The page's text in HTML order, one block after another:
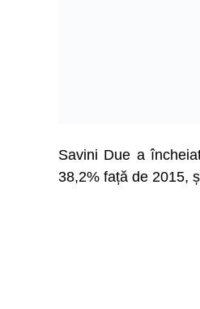
Savini Due a
38,2% față de 2015,